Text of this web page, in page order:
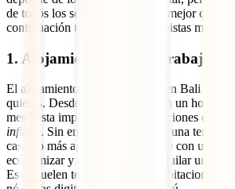
de todos los servicios es mucho mejor que en
continuación te damos algunas pistas más:
1. Alojamiento para teletrabajo en
El alojamiento para teletrabajar en Bali puede
quieras. Desde una habitación en un hostal
mes hasta impresionantes habitaciones de
infinity . Sin embargo, para pasar una
casa, lo más agradable es hacerse con una
economizar y conocer gente, alquilar una
Estas suelen tener entre 2 y 6 habitaciones,